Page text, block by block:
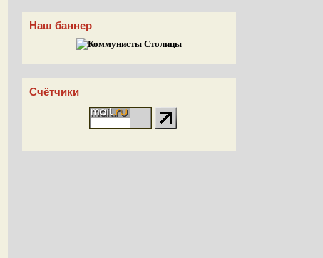
Наш баннер
Счётчики